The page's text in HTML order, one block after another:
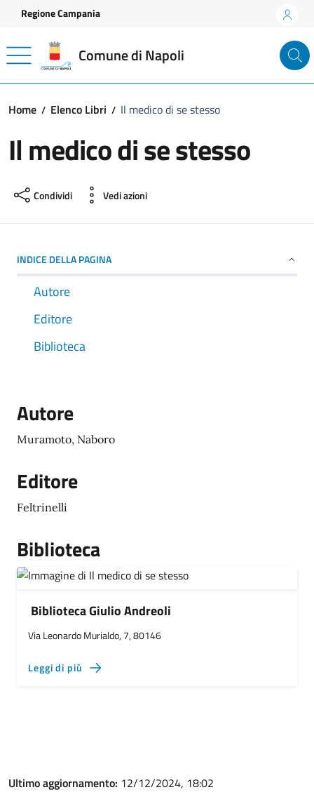
Vai ai contenuti
Vai al footer
Regione Campania
Comune di Napoli
Home Elenco Libri Il medico di se stesso
Il medico di se stesso
Condividi Vedi azioni
INDICE DELLA PAGINA
Autore
Editore
Biblioteca
Autore
Muramoto, Naboro
Editore
Feltrinelli
Biblioteca
Biblioteca Giulio Andreoli
Via Leonardo Murialdo, 7, 80146
Leggi di più
Ultimo aggiornamento: 12/12/2024, 18:02